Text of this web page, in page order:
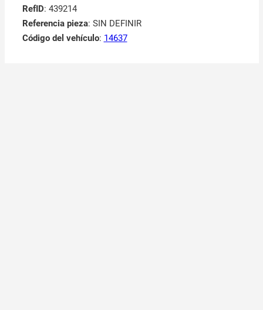
RefID: 439214
Referencia pieza: SIN DEFINIR
Código del vehículo: 14637